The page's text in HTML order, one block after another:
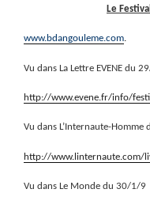
Le
www.bdangouleme.com.
Vu dans La Lettre EVENE du
http://www.evene.fr/info/
Vu dans L’Internaute-
http://www.linternaute.com/
Vu dans Le Monde du 30/1/9